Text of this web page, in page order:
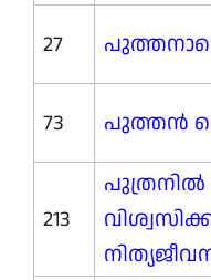
27
73
പുത്തൻ
213
പുത്രനിൽ